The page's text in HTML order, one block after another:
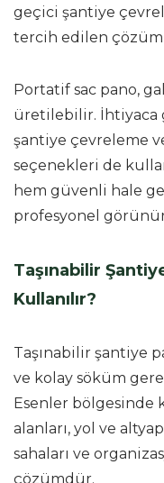
geçici şantiye
tercih edilen
Portatif sac pano,
üretilebilir. İhtiyaca
şantiye çevreleme
seçenekleri de
hem güvenli hale
profesyonel
Taşınabilir
Kullanılır?
Taşınabilir şantiye
ve kolay söküm
Esenler bölgesinde
alanları, yol ve
sahaları ve
çözümdür.